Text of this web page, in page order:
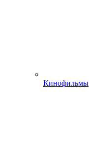
Кинофильмы